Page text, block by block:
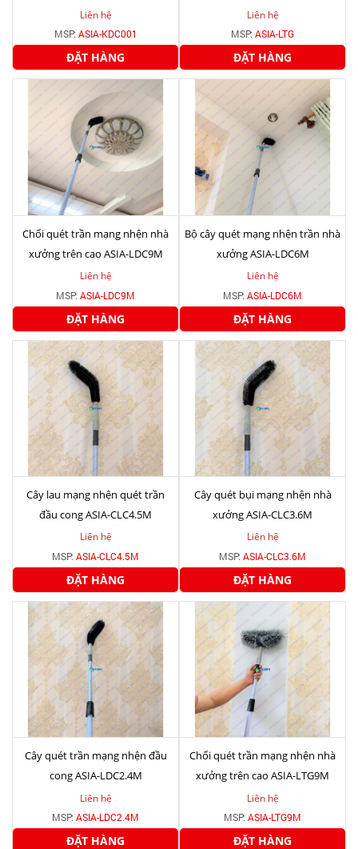
Liên hệ
MSP: ASIA-KDC001
ĐẶT HÀNG
Liên hệ
MSP: ASIA-LTG
ĐẶT HÀNG
Chổi quét trần mạng nhện nhà
xưởng trên cao ASIA-LDC9M
Liên hệ
MSP: ASIA-LDC9M
ĐẶT HÀNG
Bộ cây quét mạng nhện trần nhà
xưởng ASIA-LDC6M
Liên hệ
MSP: ASIA-LDC6M
ĐẶT HÀNG
Cây lau mạng nhện quét trần
đầu cong ASIA-CLC4.5M
Liên hệ
MSP: ASIA-CLC4.5M
ĐẶT HÀNG
Cây quét bụi mạng nhện nhà
xưởng ASIA-CLC3.6M
Liên hệ
MSP: ASIA-CLC3.6M
ĐẶT HÀNG
Cây quét trần mạng nhện đầu
cong ASIA-LDC2.4M
Liên hệ
MSP: ASIA-LDC2.4M
ĐẶT HÀNG
Chổi quét trần mạng nhện nhà
xưởng trên cao ASIA-LTG9M
Liên hệ
MSP: ASIA-LTG9M
ĐẶT HÀNG